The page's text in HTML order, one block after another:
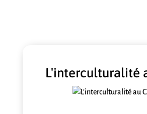
L'interculturalité